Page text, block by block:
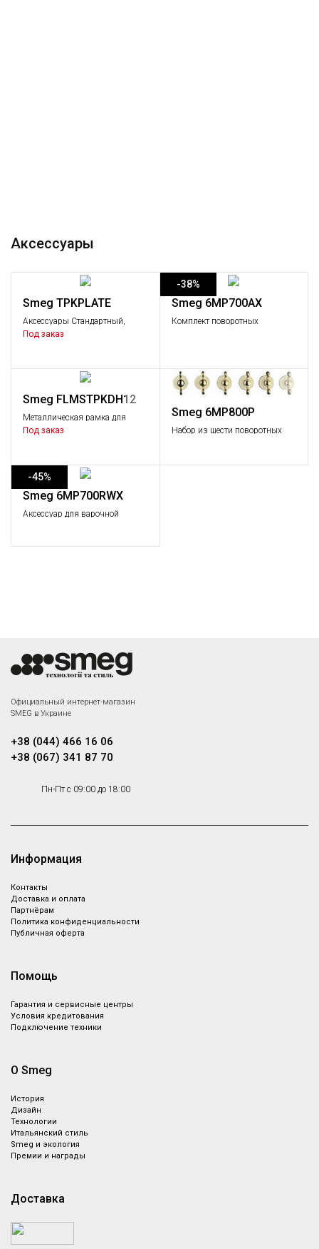
Аксессуары
Smeg TPKPLATE
Аксессуары Стандартный,
Аксессуары
Под заказ
-38%
Smeg 6MP700AX
Комплект поворотных
Smeg FLMSTPKDH12
Металлическая рамка для
направления потока
Под заказ
Smeg 6MP800P
Набор из шести поворотных
-45%
Smeg 6MP700RWX
Аксессуар для варочной
Официальный интернет-магазин
SMEG в Украине
+38 (044) 466 16 06
+38 (067) 341 87 70
Пн-Пт с 09:00 до 18:00
Информация
Контакты
Доставка и оплата
Партнёрам
Политика конфиденциальности
Публичная оферта
Помощь
Гарантия и сервисные центры
Условия кредитования
Подключение техники
О Smeg
История
Дизайн
Технологии
Итальянский стиль
Smeg и экология
Премии и награды
Доставка